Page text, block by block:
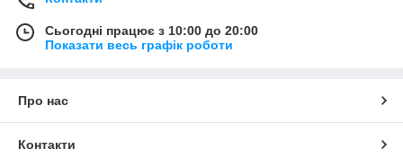
Сьогодні працює з 10:00 до 20:00
Показати весь графік роботи
Про нас
Контакти